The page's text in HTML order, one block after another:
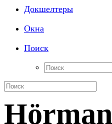
Докшелтеры
Окна
Поиск